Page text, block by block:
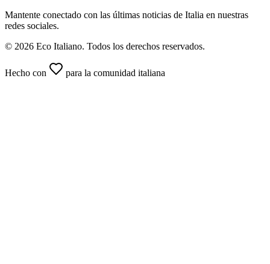
Mantente conectado con las últimas noticias de Italia en nuestras
redes sociales.
© 2026 Eco Italiano. Todos los derechos reservados.
Hecho con para la comunidad italiana